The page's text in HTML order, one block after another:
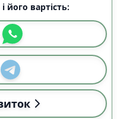
його вартість: